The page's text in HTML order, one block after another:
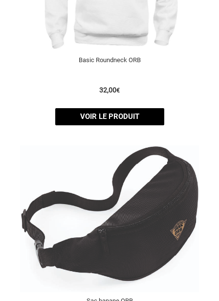
Basic Roundneck ORB
32,00€
VOIR LE PRODUIT